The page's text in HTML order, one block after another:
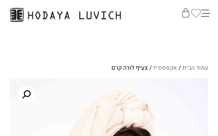
עמוד הבית/ אקססוריז/ צעיף לורה קרם